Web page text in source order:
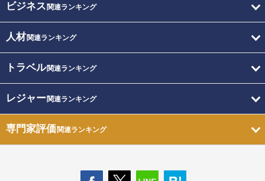
ビジネス 関連ランキング
人材関連ランキング
トラベル関連ランキング
レジャー関連ランキング
専門家評価関連ランキング